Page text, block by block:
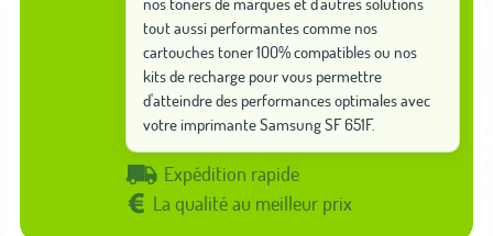
tout aussi performantes comme nos
cartouches toner 100% compatibles ou nos
kits de recharge pour vous permettre
d'atteindre des performances optimales avec
votre imprimante Samsung SF 651F.
Expédition rapide
La qualité au meilleur prix